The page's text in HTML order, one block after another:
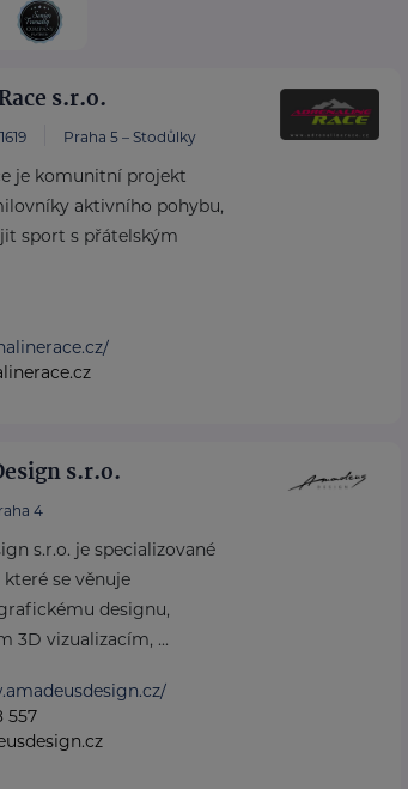
s.r.o.
Praha 5 – Stodůlky
je komunitní projekt
aktivního pohybu,
sport s přátelským
s.r.o.
4
s.r.o. je specializované
se věnuje
designu,
3D vizualizacím, ...
557